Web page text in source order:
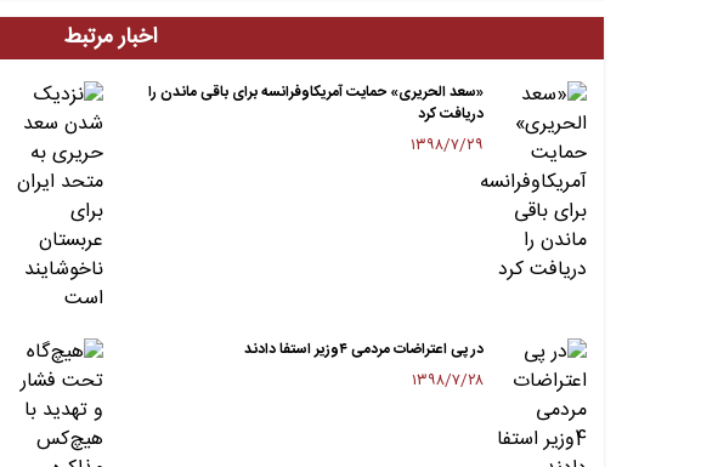
اخبار مرتبط
«سعد الحریری» حمایت آمریکاوفرانسه برای باقی ماندن را
دریافت کرد
۱۳۹۸/۷/۲۹
در پی اعتراضات مردمی ۴وزیر استفا دادند
۱۳۹۸/۷/۲۸